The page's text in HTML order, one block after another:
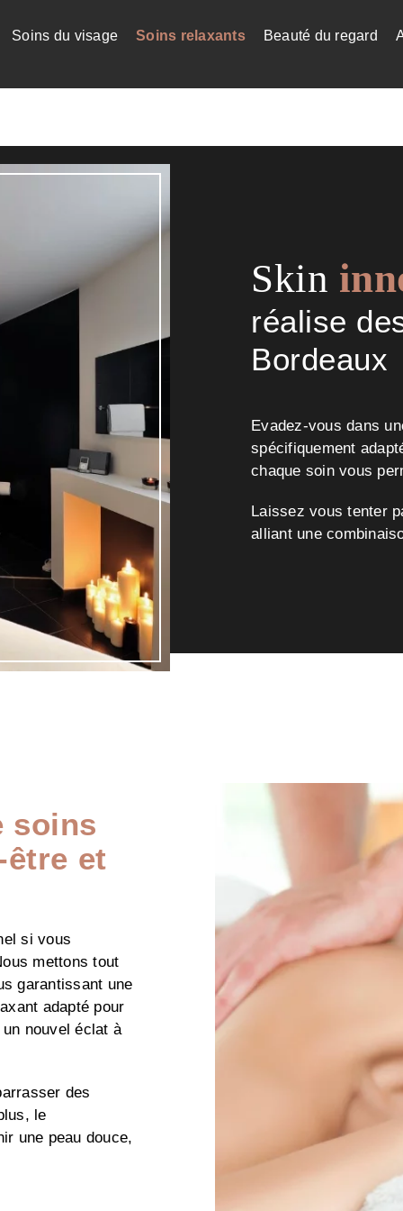
Soins du visage Soins relaxants Beauté du regard
Skin
réalise
Bordeaux
Evadez-vous dans
spécifiquement
chaque soin vous
Laissez vous tenter
alliant une
soins
être et
si vous
mettons tout
garantissant une
adapté pour
nouvel éclat à
des
le
une peau douce,